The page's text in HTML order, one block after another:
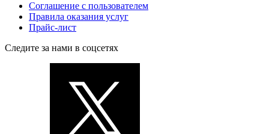
Соглашение с пользователем
Правила оказания услуг
Прайс-лист
Следите за нами в соцсетях